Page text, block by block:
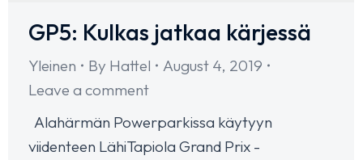
GP5: Kulkas jatkaa kärjessä
Yleinen By Hattel
August 4, 2019
Leave a comment
Alahärmän Powerparkissa käytyyn
viidenteen LähiTapiola Grand Prix -